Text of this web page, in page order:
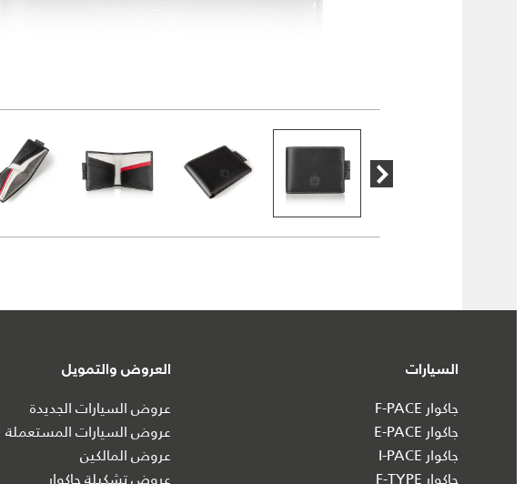
السيارات
جاكوار F-PACE
جاكوار E-PACE
جاكوار I‑PACE
جاكوار F-TYPE
العروض والتمويل
عروض السيارات الجديدة
عروض السيارات المستعملة
عروض المالكين
عروض تشكيلة جاكوار